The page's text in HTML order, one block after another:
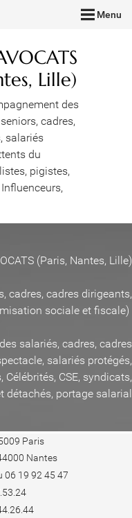
Menu
Lille)
des
cadres,
salariés
du
pigistes,
(Paris, Nantes, Lille)
cadres, cadres dirigeants,
sociale et fiscale)
salariés, cadres, cadres
salariés protégés,
CSE, syndicats,
détachés, portage salarial
Paris
Nantes
06 19 92 45 47